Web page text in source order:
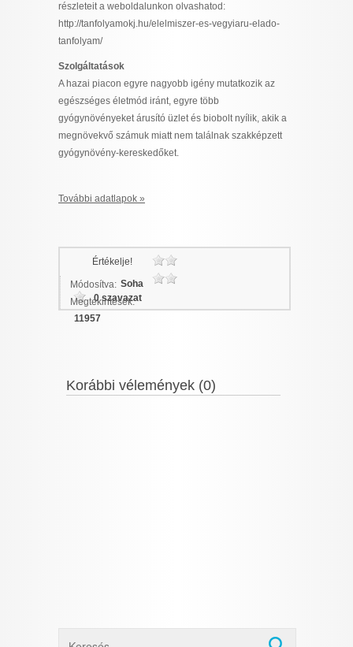
Data Deletion
részleteit a weboldalunkon olvashatod:
http://tanfolyamokj.hu/elelmiszer-es-vegyiaru-elado-
tanfolyam/
Szolgáltatások
A hazai piacon egyre nagyobb igény mutatkozik az
egészséges életmód iránt, egyre több
gyógynövényeket árusító üzlet és biobolt nyílik, akik a
megnövekvő számuk miatt nem találnak szakképzett
gyógynövény-kereskedőket.
További adatlapok »
Értékelje!
0 szavazat
Módosítva: Soha
Megtekintések:
11957
Korábbi vélemények (0)